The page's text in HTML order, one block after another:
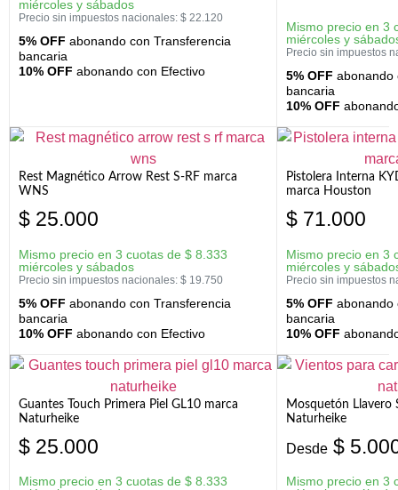
miércoles y sábados
Precio sin impuestos nacionales: $ 22.120
5% OFF abonando con Transferencia
bancaria
10% OFF abonando con Efectivo
Mismo precio en 3
miércoles y
Precio sin impuestos
5% OFF abonando
bancaria
10% OFF
Rest Magnético Arrow Rest S-RF marca
WNS
$ 25.000
Mismo precio en 3 cuotas de $ 8.333
miércoles y sábados
Precio sin impuestos nacionales: $ 19.750
5% OFF abonando con Transferencia
bancaria
10% OFF abonando con Efectivo
Pistolera Interna
marca Houston
$ 71.000
Mismo precio en 3
miércoles y
Precio sin impuestos
5% OFF abonando
bancaria
10% OFF
Guantes Touch Primera Piel GL10 marca
Naturheike
$ 25.000
Mismo precio en 3 cuotas de $ 8.333
Mosquetón Llavero
Naturheike
Desde $
Mismo precio en 3